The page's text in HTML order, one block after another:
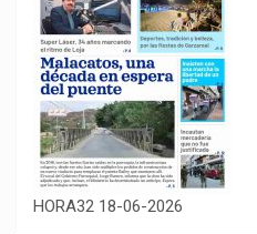
HORA32 18-06-2026